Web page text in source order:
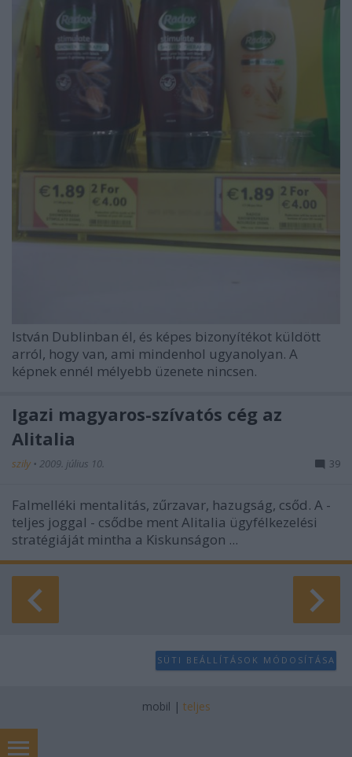
István Dublinban él, és képes bizonyítékot küldött
arról, hogy van, ami mindenhol ugyanolyan. A
képnek ennél mélyebb üzenete nincsen.
Igazi magyaros-szívatós cég az
Alitalia
szily • 2009. július 10. 39
Falmelléki mentalitás, zűrzavar, hazugság, csőd. A -
teljes joggal - csődbe ment Alitalia ügyfélkezelési
stratégiáját mintha a Kiskunságon ...
SÜTI BEÁLLÍTÁSOK MÓDOSÍTÁSA
mobil | teljes